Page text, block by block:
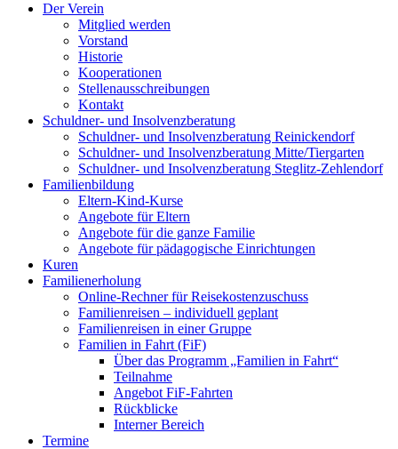
Der Verein
Mitglied werden
Vorstand
Historie
Kooperationen
Stellenausschreibungen
Kontakt
Schuldner- und Insolvenzberatung
Schuldner- und Insolvenzberatung Reinickendorf
Schuldner- und Insolvenzberatung Mitte/Tiergarten
Schuldner- und Insolvenzberatung Steglitz-Zehlendorf
Familienbildung
Eltern-Kind-Kurse
Angebote für Eltern
Angebote für die ganze Familie
Angebote für pädagogische Einrichtungen
Kuren
Familienerholung
Online-Rechner für Reisekostenzuschuss
Familienreisen – individuell geplant
Familienreisen in einer Gruppe
Familien in Fahrt (FiF)
Über das Programm „Familien in Fahrt“
Teilnahme
Angebot FiF-Fahrten
Rückblicke
Interner Bereich
Termine